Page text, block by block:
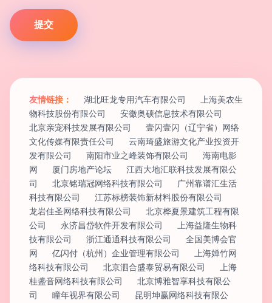
友情链接： 湖北旺龙专用汽车有限公司
上海美农生
物科技股份有限公司
安徽奥硕信息技术有限公司
北京亲宠科技发展有限公司
壹闪壹闪（辽宁省）网络
文化传媒有限责任公司
云南琦盛旅游文化产业投资开
发有限公司
南阳市业之峰装饰有限公司
海南电影
网
厦门房地产论坛
江西大地汇联科技发展有限公
司
北京铭瑞冠网络科技有限公司
广州靠谱汇生活
科技有限公司
江苏标榜装饰新材料股份有限公司
龙岩佳圣网络科技有限公司
北京桦夏景建筑工程有限
公司
永济昌岱软件开发有限公司
上海益隆生物科
技有限公司
浙江通通科技有限公司
全国美博会官
网
亿闪付（杭州）企业管理有限公司
上海婵竹网
络科技有限公司
北京泗合盛泰贸易有限公司
上海
桂盏音网络科技有限公司
北京博雅智享科技有限公
司
瞳年视界有限公司
昆明坤赢网络科技有限公